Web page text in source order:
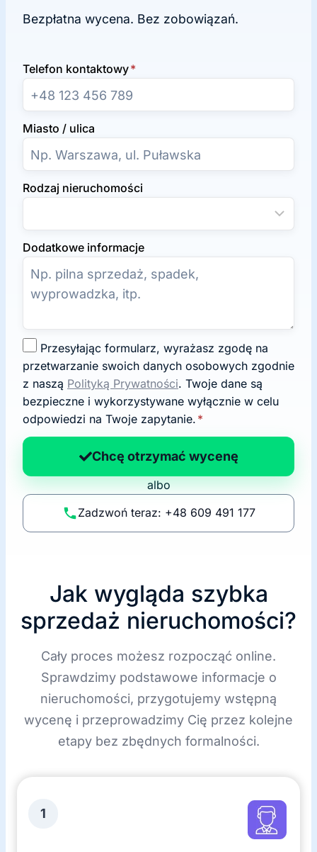
Bezpłatna wycena. Bez zobowiązań.
Telefon kontaktowy*
Miasto / ulica
Rodzaj nieruchomości
Dodatkowe informacje
g
o
d
a
n
p
li
t
przetwarzanie swoich danych osobowych zgodnie
z naszą Polityką Prywatności. Twoje dane są
bezpieczne i wykorzystywane wyłącznie w celu
odpowiedzi na Twoje zapytanie. *
Chcę otrzymać wycenę
albo
Zadzwoń teraz: +48 609 491 177
Jak wygląda szybka
sprzedaż nieruchomości?
Cały proces możesz rozpocząć online.
Sprawdzimy podstawowe informacje o
nieruchomości, przygotujemy wstępną
wycenę i przeprowadzimy Cię przez kolejne
etapy bez zbędnych formalności.
1